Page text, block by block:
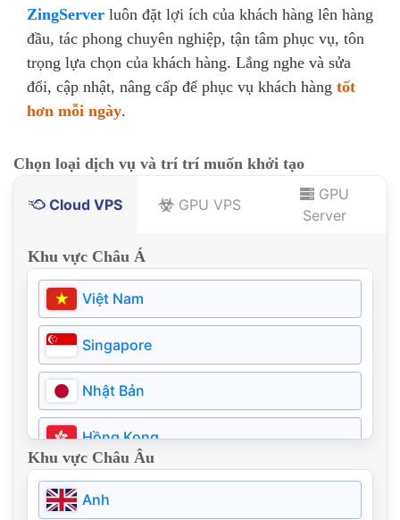
ZingServer luôn đặt lợi ích của khách hàng lên hàng
đầu, tác phong chuyên nghiệp, tận tâm phục vụ, tôn
trọng lựa chọn của khách hàng. Lắng nghe và sửa
đổi, cập nhật, nâng cấp để phục vụ khách hàng tốt
hơn mỗi ngày.
Chọn loại dịch vụ và trí trí muốn khởi tạo
Cloud VPS GPU VPS
GPU
Server
Khu vực Châu Á
Việt Nam
Singapore
Nhật Bản
Hồng Kong
Thái Lan
Khu vực Châu Âu
Anh